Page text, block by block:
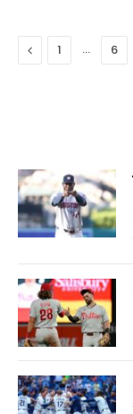
Anterior
1 … 6